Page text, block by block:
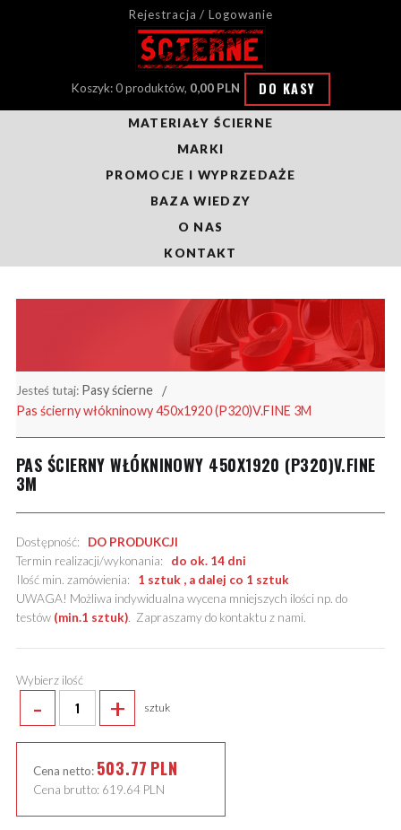
Rejestracja / Logowanie
Koszyk: 0 produktów, 0,00 PLN DO KASY
MATERIAŁY ŚCIERNE
MARKI
PROMOCJE I WYPRZEDAŻE
BAZA WIEDZY
O NAS
KONTAKT
Jesteś tutaj: Pasy ścierne
Pas ścierny włókninowy 450x1920 (P320)V.FINE 3M
PAS ŚCIERNY WŁÓKNINOWY 450X1920 (P320)V.FINE
3M
Dostępność: DO PRODUKCJI
Termin realizacji/wykonania: do ok. 14 dni
Ilość min. zamówienia: 1 sztuk , a dalej co 1 sztuk
UWAGA! Możliwa indywidualna wycena mniejszych ilości np. do
testów (min.1 sztuk). Zapraszamy do kontaktu z nami.
Wybierz ilość
- + sztuk
Cena netto: 503.77 PLN
Cena brutto: 619.64 PLN